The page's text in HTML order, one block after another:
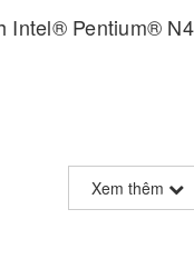
Intel® Pentium®
Xem thêm